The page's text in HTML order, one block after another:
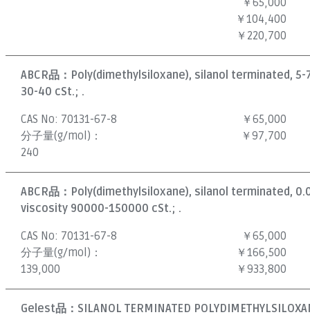
￥65,000
￥104,400
￥220,700
ABCR品： Poly(dimethylsiloxane), silanol terminated, 5-
30-40 cSt.; .
CAS No: 70131-67-8
分子量(g/mol)：
240
￥65,000
￥97,700
ABCR品： Poly(dimethylsiloxane), silanol terminated,
viscosity 90000-150000 cSt.; .
CAS No: 70131-67-8
分子量(g/mol)：
139,000
￥65,000
￥166,500
￥933,800
Gelest品： SILANOL TERMINATED